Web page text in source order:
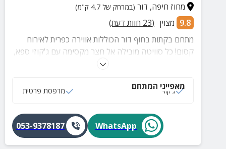
מחוז חיפה, דור (במרחק של 4.7 ק"מ)
9.8 מצוין (
23 חוות דעת)
מתחם בקתות בחוף דור הכוללות אווירה כפרית לאירוח
קסום! כל סוויטה מובילה אל חצר מקסימה עם ג'קוזי ספא,
עמדת מנגל ומרחק הליכה קצר לחוף ים דור.
מאפייני המתחם
ג‘קוזי מרפסת פרטית
WhatsApp
053-9378187